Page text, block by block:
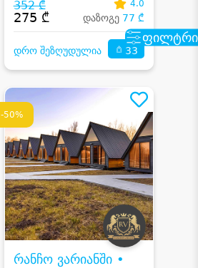
ფილტრი
და საკუთარი სანაპირო
352 ₾
275 ₾
4.0
დაზოგე 77 ₾
დრო შეზღუდულია 33
-50%
რანჩო ვარიანში •